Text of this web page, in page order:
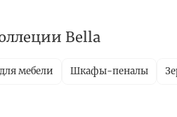
Bella
мебели Шкафы-пеналы